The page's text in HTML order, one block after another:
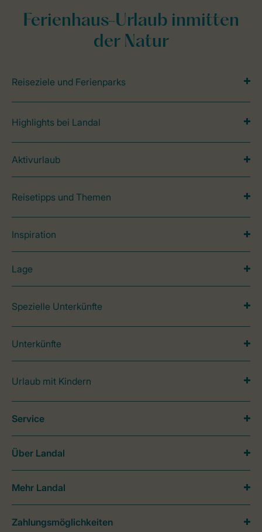
Ferienhaus-Urlaub inmitten
der Natur
Reiseziele und Ferienparks
Highlights bei Landal
Aktivurlaub
Reisetipps und Themen
Inspiration
Lage
Spezielle Unterkünfte
Unterkünfte
Urlaub mit Kindern
Service
Über Landal
Mehr Landal
Zahlungsmöglichkeiten